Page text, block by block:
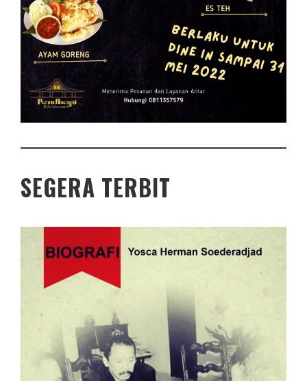
SEGERA TERBIT